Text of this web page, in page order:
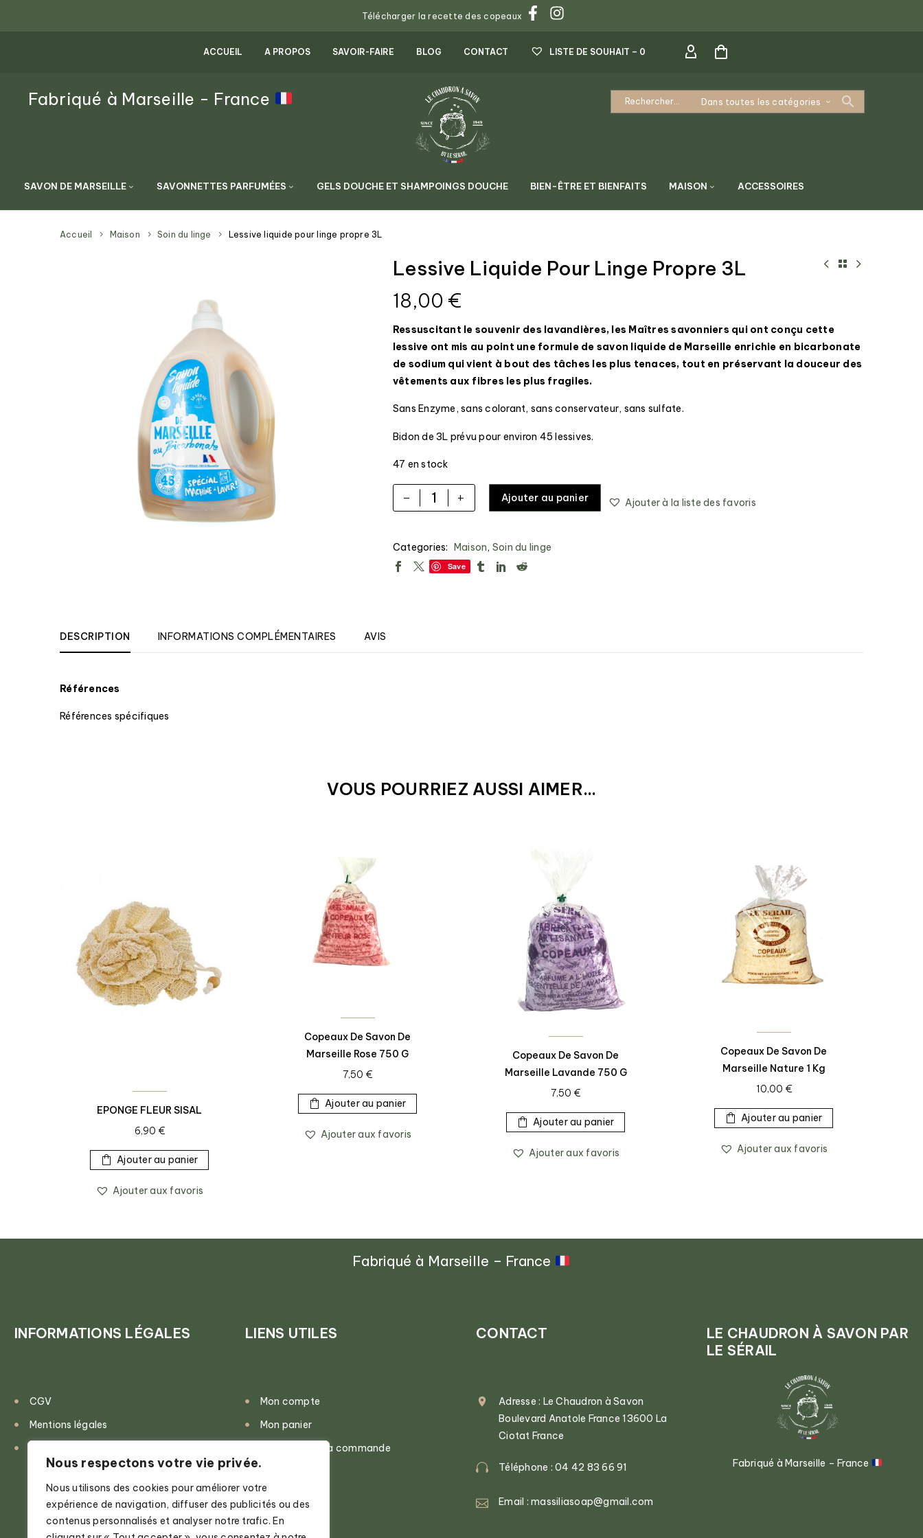
Nous respectons votre vie privée.
Nous utilisons des cookies pour améliorer votre
expérience de navigation, diffuser des publicités ou des
contenus personnalisés et analyser notre trafic. En
Télécharger la recette des copeaux
ACCUEIL A PROPOS SAVOIR-FAIRE BLOG CONTACT LISTE DE SOUHAIT – 0
Fabriqué à Marseille - France Dans toutes les catégories
SAVON DE MARSEILLE SAVONNETTES PARFUMÉES GELS DOUCHE ET SHAMPOINGS DOUCHE BIEN-ÊTRE ET BIENFAITS MAISON ACCESSOIRES
Accueil Maison Soin du linge Lessive liquide pour linge propre 3L
Lessive Liquide Pour Linge Propre 3L
18,00 €
Ressuscitant le souvenir des lavandières, les Maîtres savonniers qui ont conçu cette
lessive ont mis au point une formule de savon liquide de Marseille enrichie en bicarbonate
de sodium qui vient à bout des tâches les plus tenaces, tout en préservant la douceur des
vêtements aux fibres les plus fragiles.
Sans Enzyme, sans colorant, sans conservateur, sans sulfate.
Bidon de 3L prévu pour environ 45 lessives.
47 en stock
- + Ajouter au panier Ajouter à la liste des favoris
Categories: Maison, Soin du linge
Save
DESCRIPTION INFORMATIONS COMPLÉMENTAIRES AVIS
Références
Références spécifiques
VOUS POURRIEZ AUSSI AIMER...
EPONGE FLEUR SISAL
6,90 €
Ajouter au panier
Ajouter aux favoris
Copeaux De Savon De
Marseille Rose 750 G
7,50 €
Ajouter au panier
Ajouter aux favoris
Copeaux De Savon De
Marseille Lavande 750 G
7,50 €
Ajouter au panier
Ajouter aux favoris
Copeaux De Savon De
Marseille Nature 1 Kg
10,00 €
Ajouter au panier
Ajouter aux favoris
Fabriqué à Marseille – France
INFORMATIONS LÉGALES
CGV
Mentions légales
LIENS UTILES
Mon compte
Mon panier
Validation de la commande
CONTACT
Adresse : Le Chaudron à Savon
Boulevard Anatole France 13600 La
Ciotat France
Téléphone : 04 42 83 66 91
Email : massiliasoap@gmail.com
LE CHAUDRON À SAVON PAR
LE SÉRAIL
Fabriqué à Marseille – France